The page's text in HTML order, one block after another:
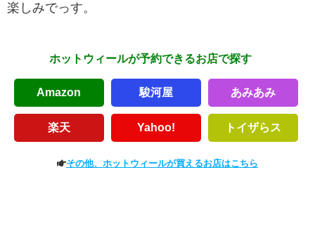
楽しみでっす。
ホットウィールが予約できるお店で探す
Amazon 駿河屋 あみあみ
楽天 Yahoo! トイザらス
その他、ホットウィールが買えるお店はこちら